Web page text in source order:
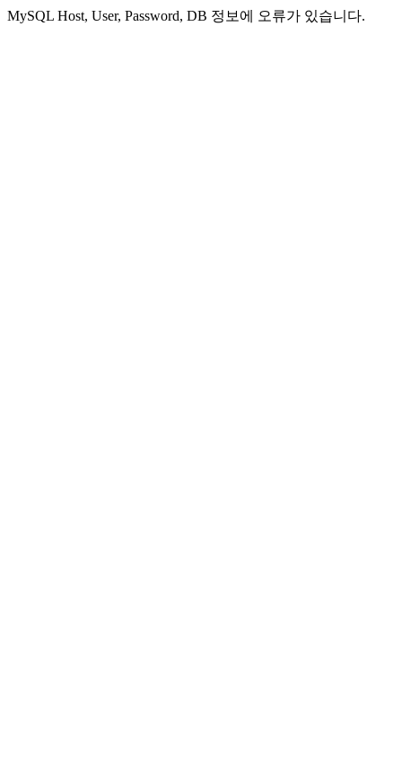
MySQL Host, User, Password, DB 정보에 오류가 있습니다.